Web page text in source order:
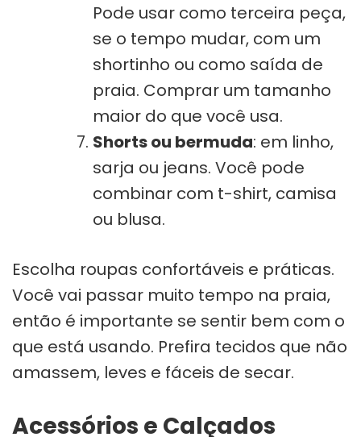
Pode usar como terceira peça,
se o tempo mudar, com um
shortinho ou como saída de
praia. Comprar um tamanho
maior do que você usa.
Shorts ou bermuda: em linho,
sarja ou jeans. Você pode
combinar com t-shirt, camisa
ou blusa.
Escolha roupas confortáveis e práticas.
Você vai passar muito tempo na praia,
então é importante se sentir bem com o
que está usando. Prefira tecidos que não
amassem, leves e fáceis de secar.
Acessórios e Calçados